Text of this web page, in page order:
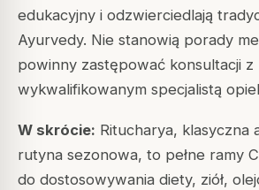
edukacyjny i odzwierciedlają
Ayurvedy. Nie stanowią porady
powinny zastępować konsultacji z
wykwalifikowanym specjalistą
W skrócie: Ritucharya, klasyczna
rutyna sezonowa, to pełne ramy
do dostosowywania diety, ziół,